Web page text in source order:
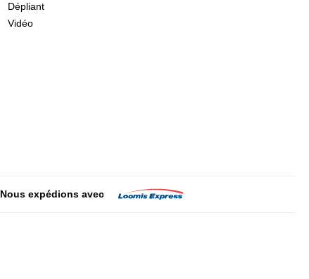
Dépliant
Vidéo
Nous expédions avec